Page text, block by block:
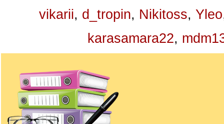
vikarii, d_tropin, Nikitoss, Yleo
karasamara22,